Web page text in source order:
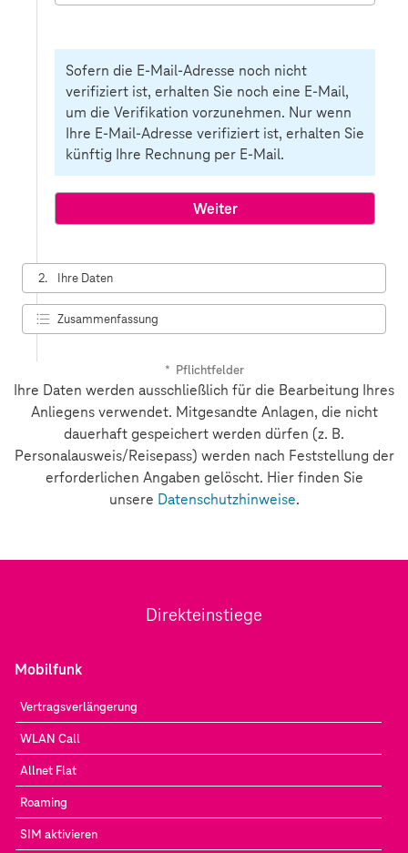
Sofern die E-Mail-Adresse noch nicht
verifiziert ist, erhalten Sie noch eine E-Mail,
um die Verifikation vorzunehmen. Nur wenn
Ihre E-Mail-Adresse verifiziert ist, erhalten Sie
künftig Ihre Rechnung per E-Mail.
2. Ihre Daten
3.
Zusammenfassung
* Pflichtfelder
Ihre Daten werden ausschließlich für die Bearbeitung Ihres
Anliegens verwendet. Mitgesandte Anlagen, die nicht
dauerhaft gespeichert werden dürfen (z. B.
Personalausweis/Reisepass) werden nach Feststellung der
erforderlichen Angaben gelöscht. Hier finden Sie
unsere Datenschutzhinweise.
Direkteinstiege
Mobilfunk
Vertragsverlängerung
WLAN Call
Allnet Flat
Roaming
SIM aktivieren